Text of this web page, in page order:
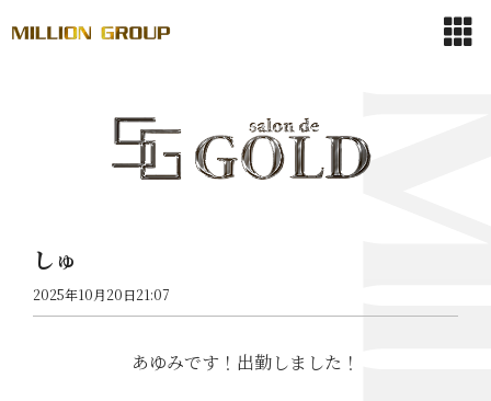
しゅ
2025年10月20日21:07
あゆみです！出勤しました！